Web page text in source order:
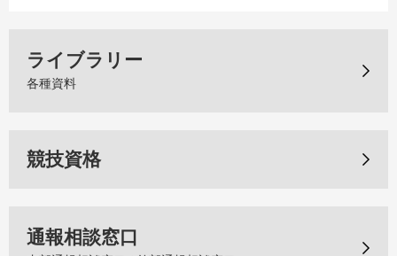
ライブラリー
各種資料
競技資格
通報相談窓口